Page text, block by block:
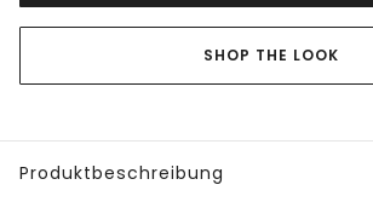
SHOP THE LOOK
Produktbeschreibung